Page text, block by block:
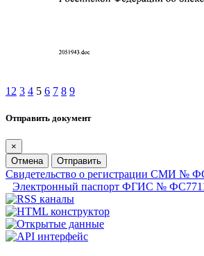
1 2 3 4 5 6 7 8 9
Отправить документ
×
Отмена
Отправить
Свидетельство о регистрации СМИ №
Электронный паспорт ФГИС №